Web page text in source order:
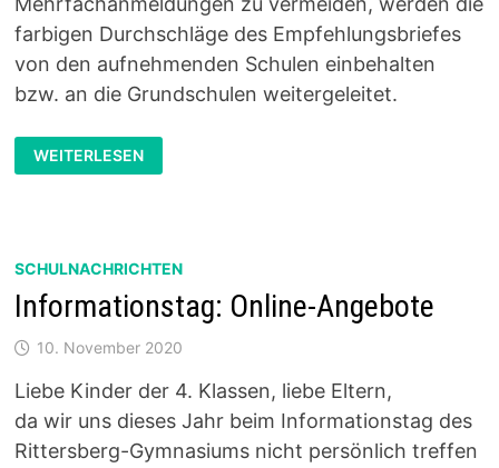
farbigen Durchschläge des Empfehlungsbriefes
von den aufnehmenden Schulen einbehalten
bzw. an die Grundschulen weitergeleitet.
ANMELDUNG
DER
NEUEN
2021
POST
WEITERLESEN
SCHULNACHRICHTEN
Informationstag: Online-Angebote
10. November 2020
Liebe Kinder der 4. Klassen, liebe Eltern,
da wir uns dieses Jahr beim Informationstag des
Rittersberg-Gymnasiums nicht persönlich treffen